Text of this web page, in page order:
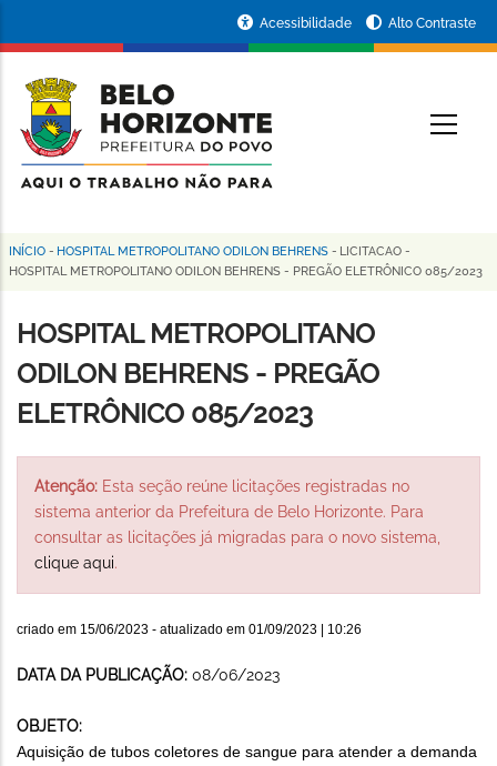
conteúdo
principal
da
Prefeitura
de
Horizonte
Acessibilidade Alto Contraste
Trilha
navegação
INÍCIO - HOSPITAL METROPOLITANO ODILON BEHRENS - LICITACAO -
HOSPITAL METROPOLITANO ODILON BEHRENS - PREGÃO ELETRÔNICO 085/2023
HOSPITAL METROPOLITANO
ODILON BEHRENS - PREGÃO
ELETRÔNICO 085/2023
Atenção: Esta seção reúne licitações registradas no
sistema anterior da Prefeitura de Belo Horizonte. Para
consultar as licitações já migradas para o novo sistema,
clique aqui.
criado em 15/06/2023 - atualizado em 01/09/2023 | 10:26
DATA DA PUBLICAÇÃO: 08/06/2023
OBJETO:
Aquisição de tubos coletores de sangue para atender a demanda